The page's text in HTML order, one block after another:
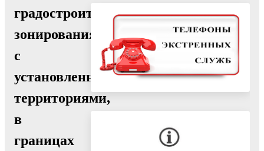
градостроительного
зонирования
с
установленными
территориями,
в
границах